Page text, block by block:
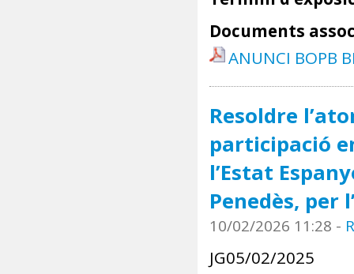
Documents
ANUNCI BOPB
Resoldre
participació
l’Estat
Penedès, per
10/02/2026 11:28 -
JG05/02/2025